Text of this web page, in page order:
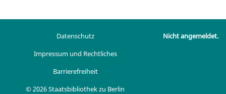
Datenschutz
Impressum und Rechtliches
Barrierefreiheit
© 2026 Staatsbibliothek zu Berlin
Nicht angemeldet.